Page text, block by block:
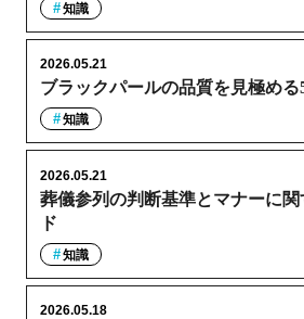
知識
ブラックパールの品質を見極め
2026.05.21
知識
葬儀参列の判断基準とマナーに関
ド
2026.05.21
知識
2026.05.18